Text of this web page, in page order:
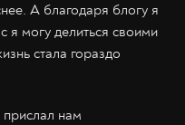
А благодаря блогу я
я могу делиться своими
стала гораздо
нам